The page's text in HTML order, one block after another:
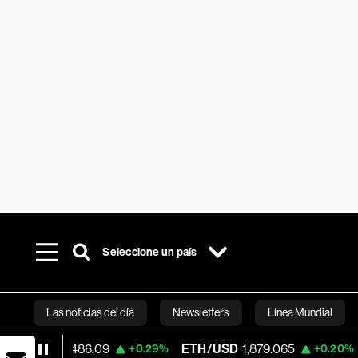
Seleccione un país
Las noticias del día Newsletters Línea Mundial
Bloomberg
+0.29% ETH/USD 1,879.065 +0.20% Visa 370.455